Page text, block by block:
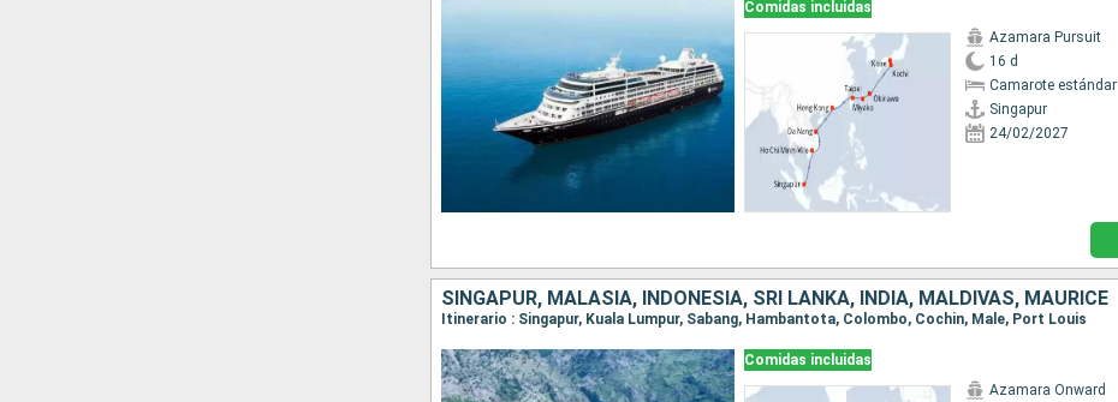
Comidas incluidas
Azamara Pursuit
16 d
Camarote estándar
Singapur
24/02/2027
SINGAPUR, MALASIA, INDONESIA, SRI LANKA, INDIA, MALDIVAS, MAURICE
Itinerario : Singapur, Kuala Lumpur, Sabang, Hambantota, Colombo, Cochin, Male, Port Louis
Comidas incluidas
Azamara Onward